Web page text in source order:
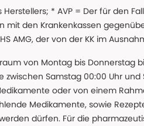
* AVP = Der für den
mit den Krankenkassen
AMG, der von der KK im
von Montag bis Donnerstag
zwischen Samstag 00:00 Uhr
oder von einem
Medikamente, sowie
dürfen. Für die